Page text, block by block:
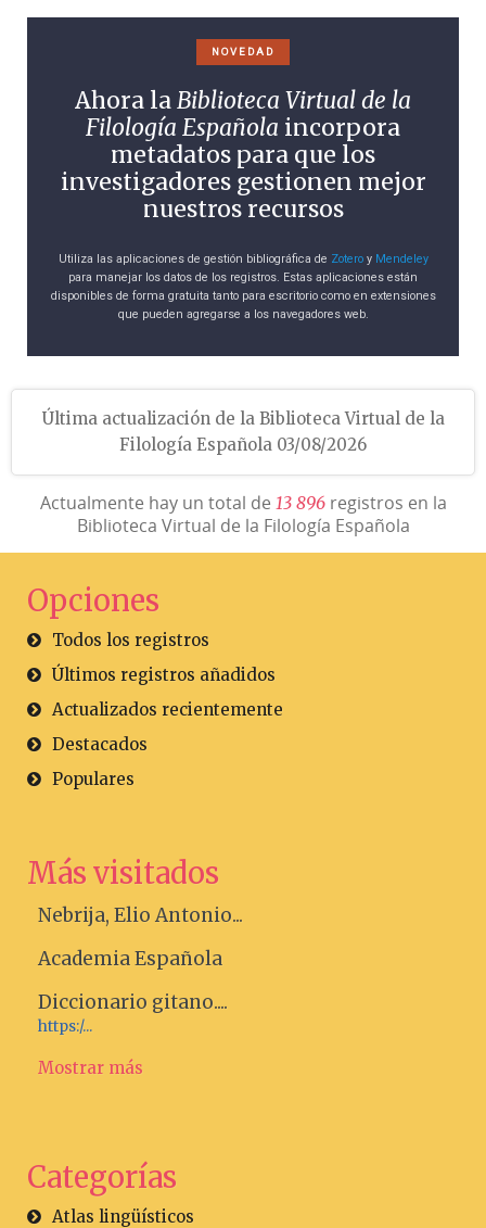
NOVEDAD
Ahora laBiblioteca Virtual de la
Filología Española incorpora
metadatos para que los
investigadores gestionen mejor
nuestros recursos
Utiliza las aplicaciones de gestión bibliográfica de Zoteroy Mendeley
para manejar los datos de los registros. Estas aplicaciones están
disponibles de forma gratuita tanto para escritorio como en extensiones
que pueden agregarse a los navegadores web.
Última actualización de la Biblioteca Virtual de la
Filología Española 03/08/2026
Actualmente hay un total de 13 896registros en la
Biblioteca Virtual de la Filología Española
Opciones
Todos los registros
Últimos registros añadidos
Actualizados recientemente
Destacados
Populares
Más visitados
Nebrija, Elio Antonio...
Academia Española
Diccionario gitano....
https:/...
Mostrar más
Categorías
Atlas lingüísticos